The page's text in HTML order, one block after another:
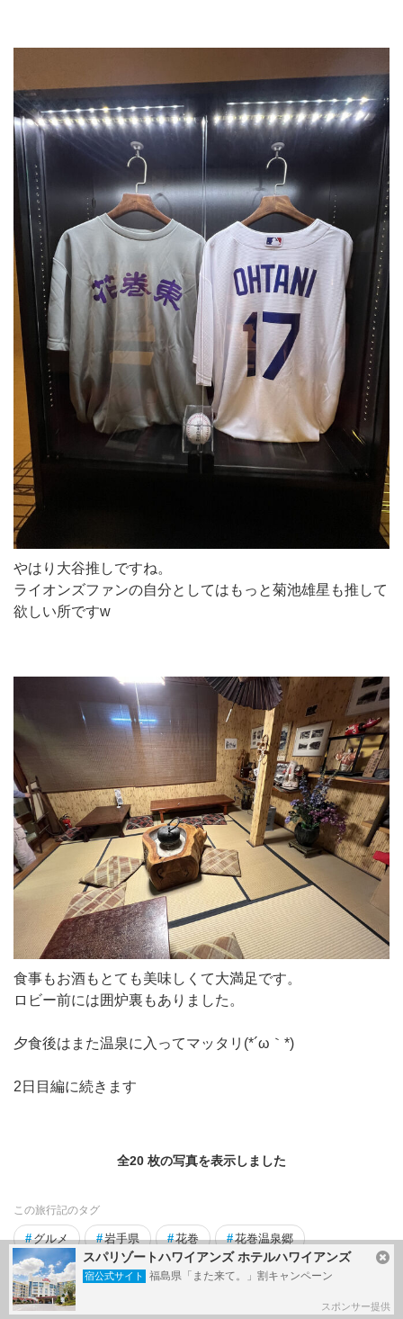
やはり大谷推しですね。
ライオンズファンの自分としてはもっと菊池雄星も推して
欲しい所ですw
食事もお酒もとても美味しくて大満足です。
ロビー前には囲炉裏もありました。
夕食後はまた温泉に入ってマッタリ(*´ω｀*)
2日目編に続きます
全20 枚の写真を表示しました
この旅行記のタグ
#グルメ #岩手県 #花巻 #花巻温泉郷
#露天風呂
スパリゾートハワイアンズ ホテルハワイアンズ
宿公式サイト 福島県「また来て。」割キャンペーン
スポンサー提供